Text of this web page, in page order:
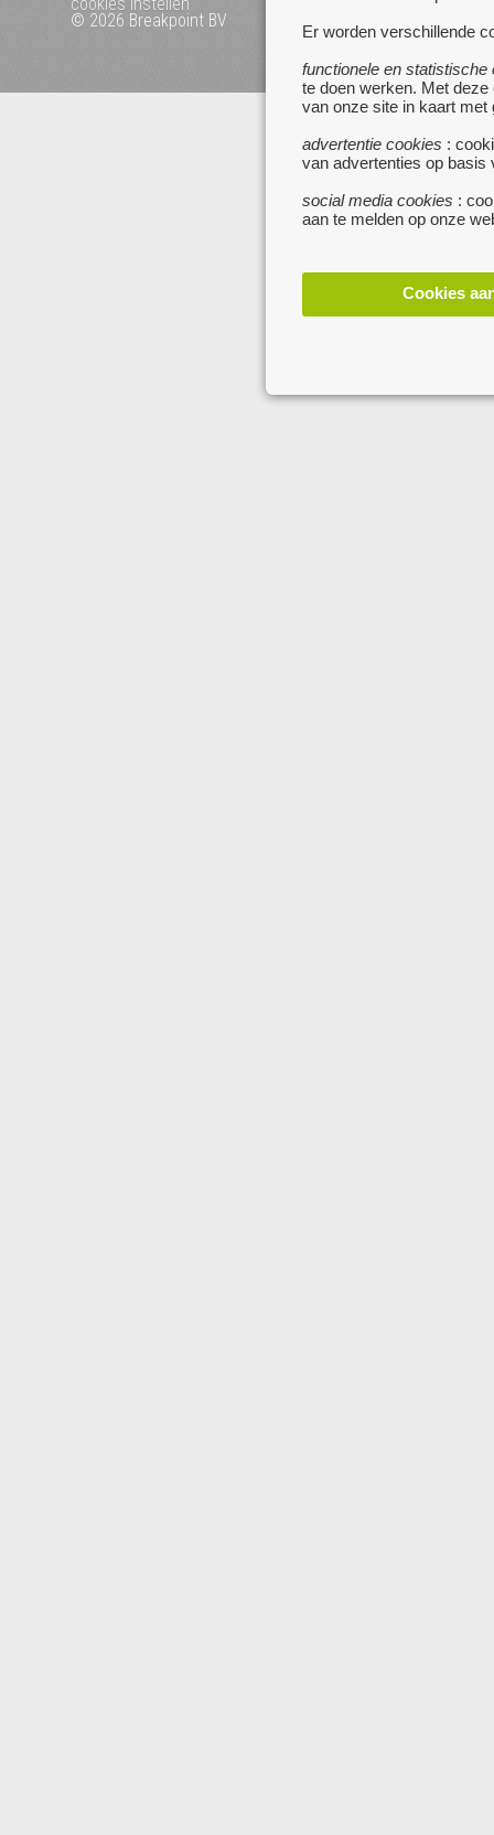
Er worden verschillende
functionele en statistische
te doen werken. Met
van onze site in kaart met
advertentie cookies :
van advertenties op basis
social media cookies :
aan te melden op onze
Cookies
cookies instellen
© 2026 Breakpoint BV
Bezoek ook eens onze
websites :
www.startpagina.be
www.koken.be